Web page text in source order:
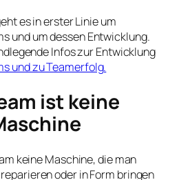
es in erster Linie um
und um dessen Entwicklung.
Infos zur Entwicklung
und zu Teamerfolg.
ist keine
keine Maschine, die man
oder in Form bringen